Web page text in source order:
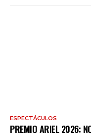
ESPECTÁCULOS
PREMIO ARIEL 2026: